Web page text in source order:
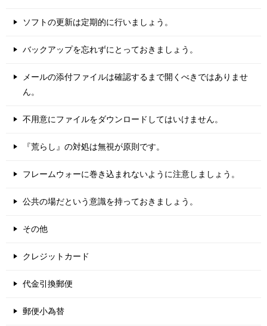
ソフトの更新は定期的に行いましょう。
バックアップを忘れずにとっておきましょう。
メールの添付ファイルは確認するまで開くべきではありませ
ん。
不用意にファイルをダウンロードしてはいけません。
『荒らし』の対処は無視が原則です。
フレームウォーに巻き込まれないように注意しましょう。
公共の場だという意識を持っておきましょう。
その他
クレジットカード
代金引換郵便
郵便小為替